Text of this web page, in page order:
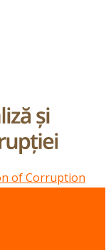
of Corruption